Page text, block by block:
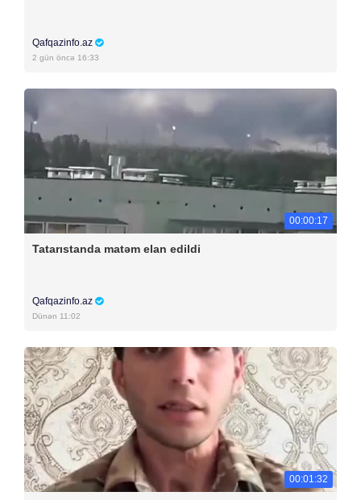
Qafqazinfo.az
2 gün öncə 16:33
00:00:17
Tatarıstanda matəm elan edildi
Qafqazinfo.az
Dünən 11:02
00:01:32